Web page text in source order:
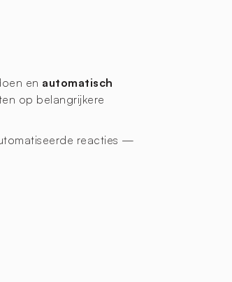
en automatisch
op belangrijkere
reacties —